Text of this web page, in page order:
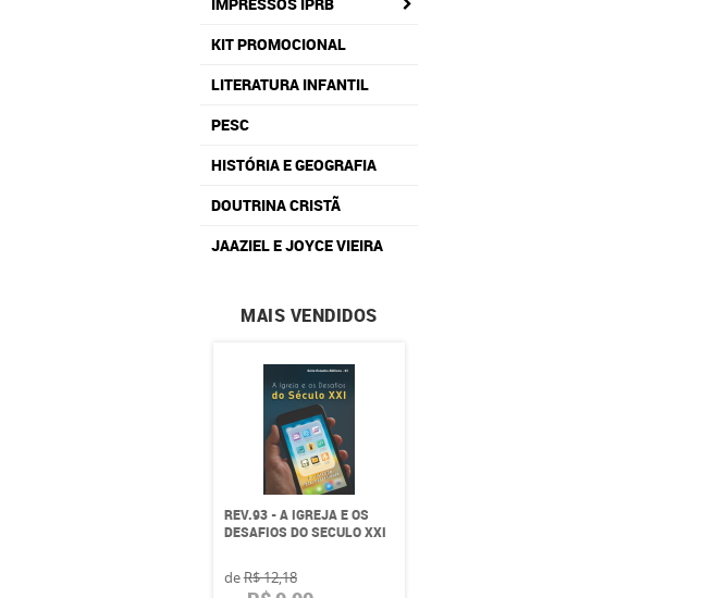
KIT PROMOCIONAL
LITERATURA INFANTIL
PESC
HISTÓRIA E GEOGRAFIA
DOUTRINA CRISTÃ
JAAZIEL E JOYCE VIEIRA
MAIS VENDIDOS
REV.93 - A IGREJA E OS
DESAFIOS DO SECULO XXI
deR$ 12,18